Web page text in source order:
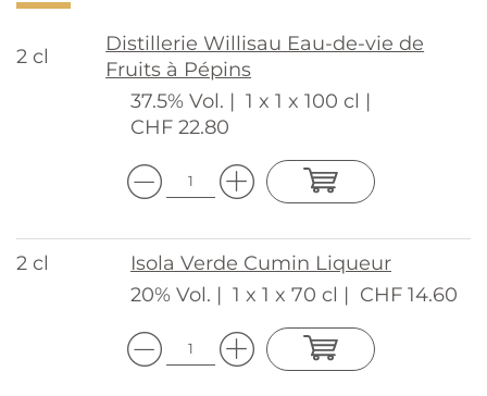
2 cl
Distillerie Willisau Eau-de-vie de
Fruits à Pépins
37.5% Vol. | 1 x 1 x 100 cl |
CHF 22.80
2 cl
Isola Verde Cumin Liqueur
20% Vol. | 1 x 1 x 70 cl | CHF 14.60